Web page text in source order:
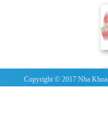
Copyright © 2017 Nha Khoa